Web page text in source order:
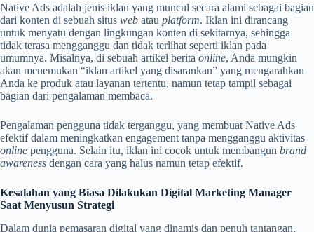
Native Ads adalah jenis iklan yang muncul secara alami sebagai bagian
dari konten di sebuah situs web atau platform. Iklan ini dirancang
untuk menyatu dengan lingkungan konten di sekitarnya, sehingga
tidak terasa mengganggu dan tidak terlihat seperti iklan pada
umumnya. Misalnya, di sebuah artikel berita online, Anda mungkin
akan menemukan “iklan artikel yang disarankan” yang mengarahkan
Anda ke produk atau layanan tertentu, namun tetap tampil sebagai
bagian dari pengalaman membaca.
Pengalaman pengguna tidak terganggu, yang membuat Native Ads
efektif dalam meningkatkan engagement tanpa mengganggu aktivitas
online pengguna. Selain itu, iklan ini cocok untuk membangun brand
awareness dengan cara yang halus namun tetap efektif.
Kesalahan yang Biasa Dilakukan Digital Marketing Manager
Saat Menyusun Strategi
Dalam dunia pemasaran digital yang dinamis dan penuh tantangan,